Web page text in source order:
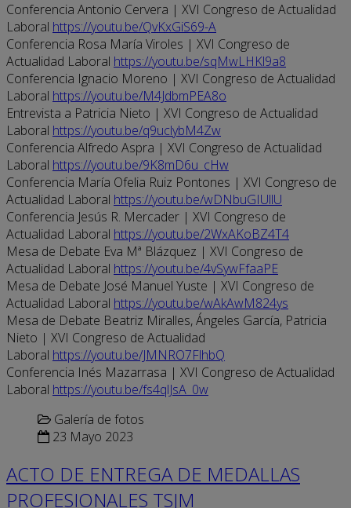
Conferencia Antonio Cervera | XVI Congreso de Actualidad
Laboral https://youtu.be/QvKxGiS69-A
Conferencia Rosa María Viroles | XVI Congreso de
Actualidad Laboral https://youtu.be/sqMwLHKl9a8
Conferencia Ignacio Moreno | XVI Congreso de Actualidad
Laboral https://youtu.be/M4JdbmPEA8o
Entrevista a Patricia Nieto | XVI Congreso de Actualidad
Laboral https://youtu.be/q9uclybM4Zw
Conferencia Alfredo Aspra | XVI Congreso de Actualidad
Laboral https://youtu.be/9K8mD6u_cHw
Conferencia María Ofelia Ruiz Pontones | XVI Congreso de
Actualidad Laboral https://youtu.be/wDNbuGIUllU
Conferencia Jesús R. Mercader | XVI Congreso de
Actualidad Laboral https://youtu.be/2WxAKoBZ4T4
Mesa de Debate Eva Mª Blázquez | XVI Congreso de
Actualidad Laboral https://youtu.be/4vSywFfaaPE
Mesa de Debate José Manuel Yuste | XVI Congreso de
Actualidad Laboral https://youtu.be/wAkAwM824ys
Mesa de Debate Beatriz Miralles, Ángeles García, Patricia
Nieto | XVI Congreso de Actualidad
Laboral https://youtu.be/JMNRO7FlhbQ
Conferencia Inés Mazarrasa | XVI Congreso de Actualidad
Laboral https://youtu.be/fs4qlJsA_0w
Galería de fotos
23 Mayo 2023
ACTO DE ENTREGA DE MEDALLAS
PROFESIONALES TSJM